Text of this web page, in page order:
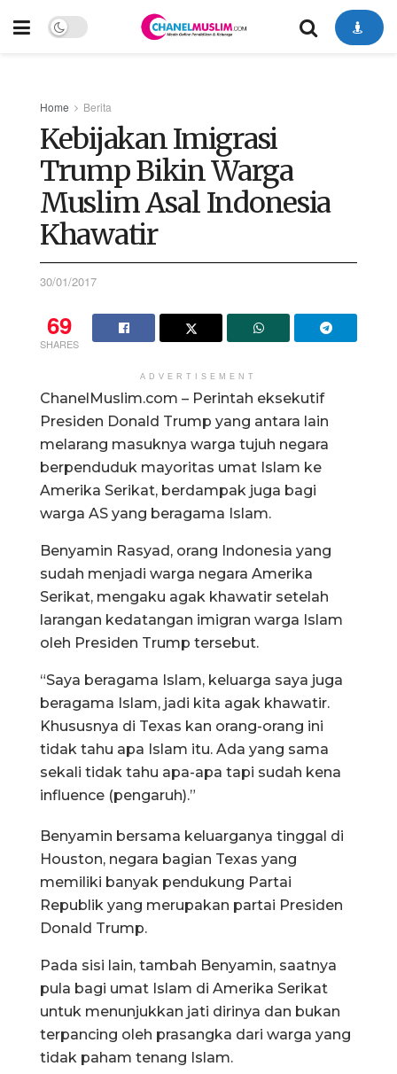
Home Berita
Kebijakan Imigrasi
Trump Bikin Warga
Muslim Asal Indonesia
Khawatir
30/01/2017
69
SHARES
ADVERTISEMENT
ChanelMuslim.com – Perintah eksekutif
Presiden Donald Trump yang antara lain
melarang masuknya warga tujuh negara
berpenduduk mayoritas umat Islam ke
Amerika Serikat, berdampak juga bagi
warga AS yang beragama Islam.
Benyamin Rasyad, orang Indonesia yang
sudah menjadi warga negara Amerika
Serikat, mengaku agak khawatir setelah
larangan kedatangan imigran warga Islam
oleh Presiden Trump tersebut.
“Saya beragama Islam, keluarga saya juga
beragama Islam, jadi kita agak khawatir.
Khususnya di Texas kan orang-orang ini
tidak tahu apa Islam itu. Ada yang sama
sekali tidak tahu apa-apa tapi sudah kena
influence (pengaruh).”
Benyamin bersama keluarganya tinggal di
Houston, negara bagian Texas yang
memiliki banyak pendukung Partai
Republik yang merupakan partai Presiden
Donald Trump.
Pada sisi lain, tambah Benyamin, saatnya
pula bagi umat Islam di Amerika Serikat
untuk menunjukkan jati dirinya dan bukan
terpancing oleh prasangka dari warga yang
tidak paham tenang Islam.